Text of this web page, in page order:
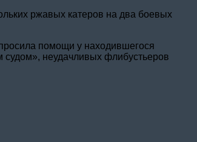
ржавых катеров на два боевых
помощи у находившегося
неудачливых флибустьеров